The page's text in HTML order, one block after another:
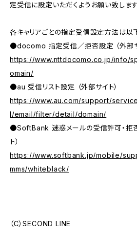
定受信に設定いただくようお願い致します
各キャリアごとの指定受信設定方法は以
●docomo 指定受信／拒否設定 （外部サ
https://www.nttdocomo.co.jp/info/
omain/
●au 受信リスト設定 （外部サイト）
https://www.au.com/support/
l/email/filter/detail/domain/
●SoftBank 迷惑メールの受信許可・拒
ト）
https://www.softbank.jp/mobile/
mms/whiteblack/
（C）SECOND LINE